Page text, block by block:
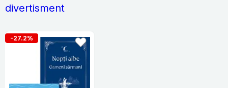
divertisment
-27.2%